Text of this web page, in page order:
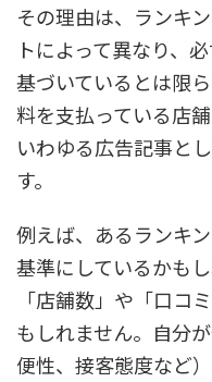
その理由は、ランキ
トによって異なり、
基づいているとは限
料を支払っている店
いわゆる広告記事と
す。
例えば、あるランキ
基準にしているかも
「店舗数」や「口コ
もしれません。自分
便性、接客態度など